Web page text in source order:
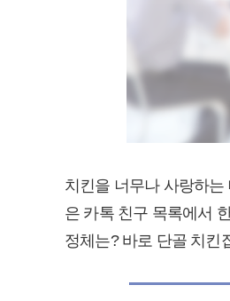
치킨을 너무나 사랑하
은 카톡 친구 목록에서
정체는? 바로 단골 치킨